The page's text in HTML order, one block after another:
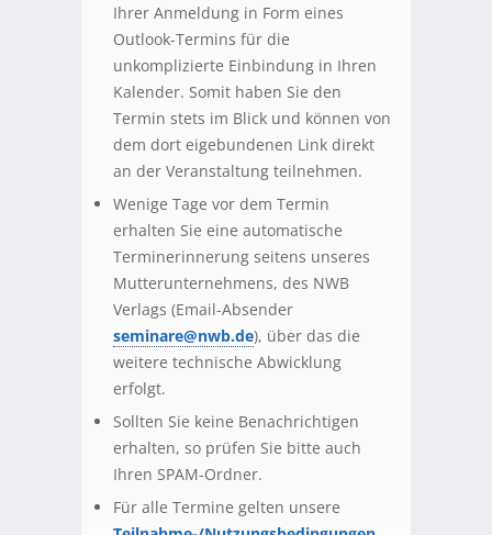
Ihrer Anmeldung in Form eines
Outlook-Termins für die
unkomplizierte Einbindung in Ihren
Kalender. Somit haben Sie den
Termin stets im Blick und können von
dem dort eigebundenen Link direkt
an der Veranstaltung teilnehmen.
Wenige Tage vor dem Termin
erhalten Sie eine automatische
Terminerinnerung seitens unseres
Mutterunternehmens, des NWB
Verlags (Email-Absender
seminare@nwb.de), über das die
weitere technische Abwicklung
erfolgt.
Sollten Sie keine Benachrichtigen
erhalten, so prüfen Sie bitte auch
Ihren SPAM-Ordner.
Für alle Termine gelten unsere